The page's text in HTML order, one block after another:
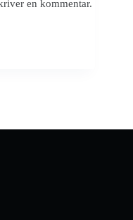
en kommentar.